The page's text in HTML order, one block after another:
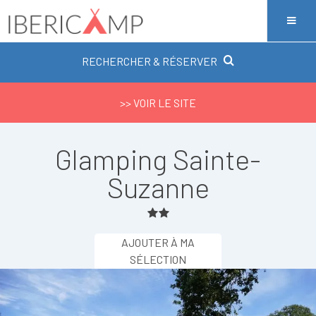
RECHERCHER & RÉSERVER
>> VOIR LE SITE
Glamping Sainte-
Suzanne
AJOUTER À MA
SÉLECTION